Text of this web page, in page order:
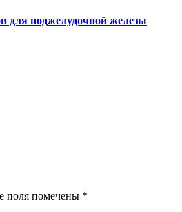
для поджелудочной железы
поля помечены *